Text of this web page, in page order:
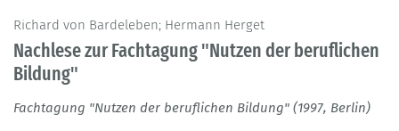
Richard von Bardeleben; Hermann Herget
Nachlese zur Fachtagung "Nutzen der beruflichen
Bildung"
Fachtagung "Nutzen der beruflichen Bildung" (1997, Berlin)